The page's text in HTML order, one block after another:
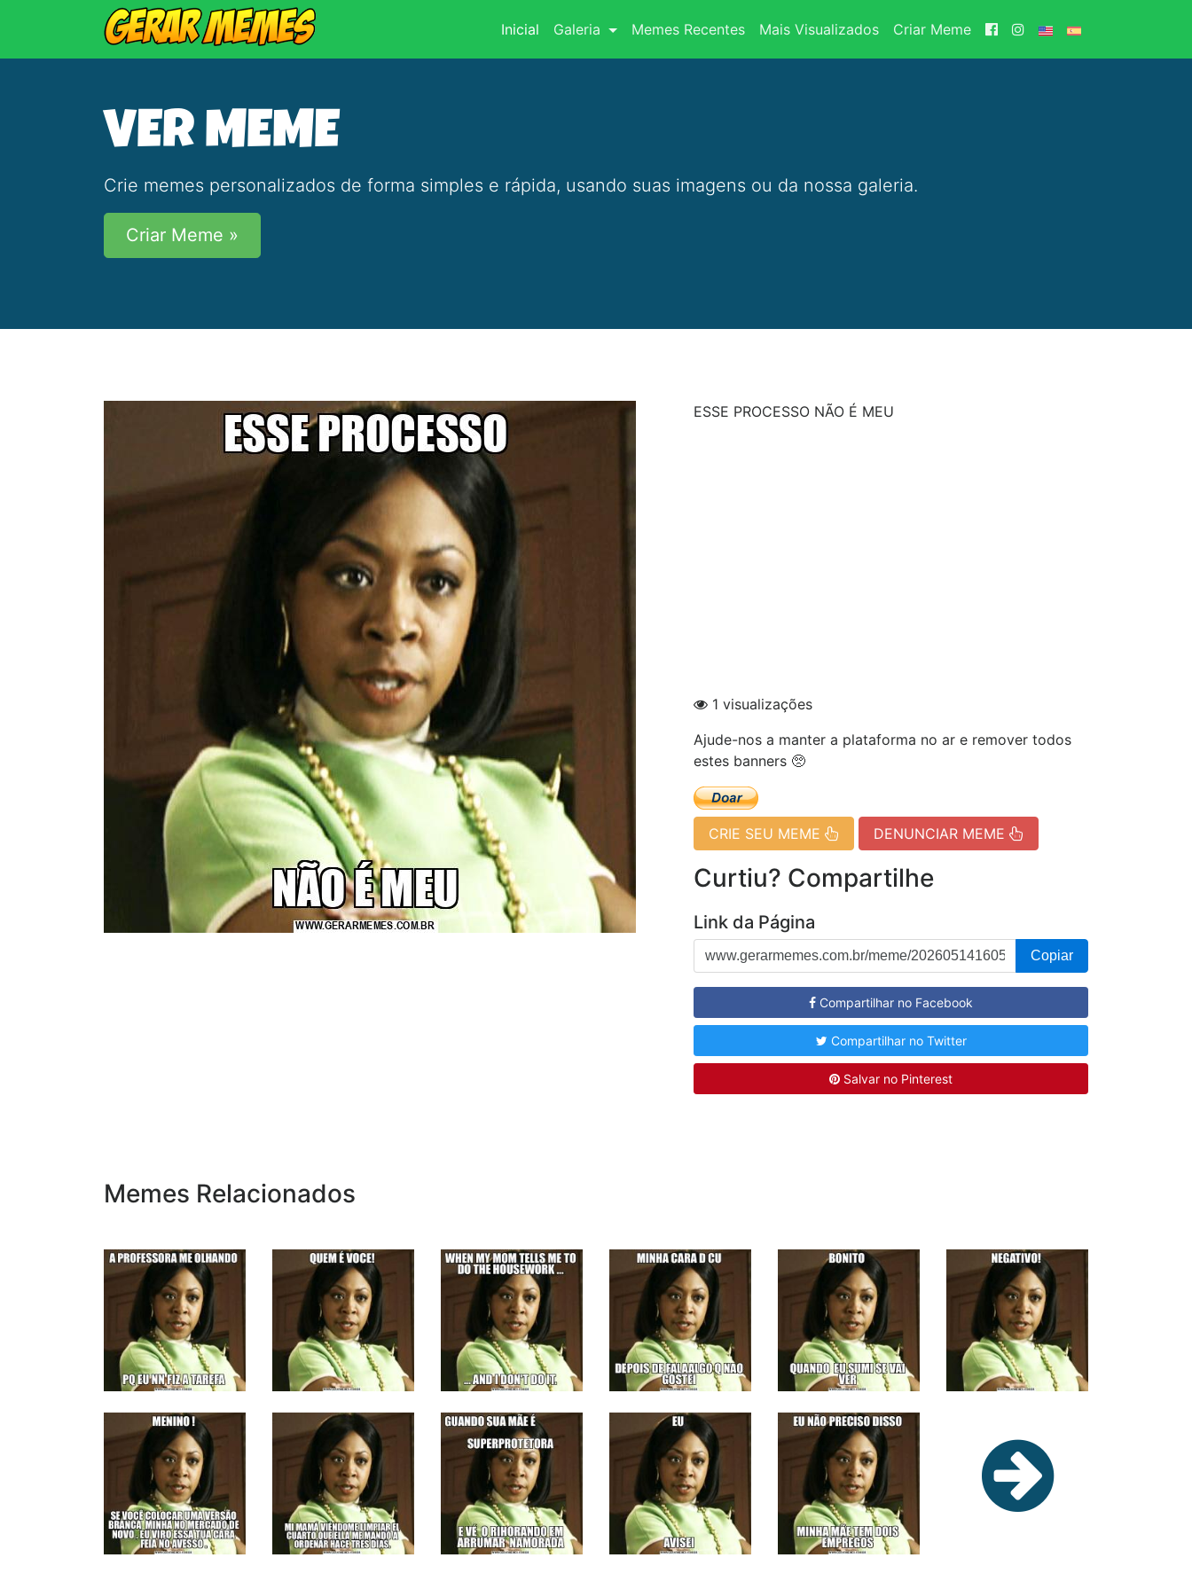
Inicial(current)
Galeria Memes Recentes Mais Visualizados Criar Meme
VER MEME
Crie memes personalizados de forma simples e rápida, usando suas imagens ou da nossa galeria.
Criar Meme »
ESSE PROCESSO NÃO É MEU
1 visualizações
Ajude-nos a manter a plataforma no ar e remover todos
estes banners 🥺
CRIE SEU MEME DENUNCIAR MEME
Curtiu? Compartilhe
Link da Página
Copiar
Compartilhar no Facebook
Compartilhar no Twitter
Salvar no Pinterest
Memes Relacionados